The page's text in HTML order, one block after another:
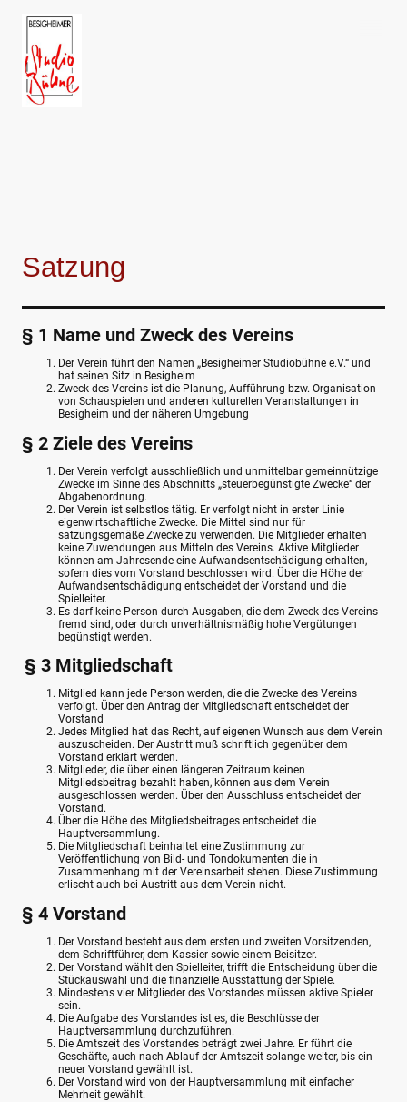
Satzung
§ 1 Name und Zweck des Vereins
Der Verein führt den Namen „Besigheimer Studiobühne e.V.“ und
hat seinen Sitz in Besigheim
Zweck des Vereins ist die Planung, Aufführung bzw. Organisation
von Schauspielen und anderen kulturellen Veranstaltungen in
Besigheim und der näheren Umgebung
§ 2 Ziele des Vereins
Der Verein verfolgt ausschließlich und unmittelbar gemeinnützige
Zwecke im Sinne des Abschnitts „steuerbegünstigte Zwecke“ der
Abgabenordnung.
Der Verein ist selbstlos tätig. Er verfolgt nicht in erster Linie
eigenwirtschaftliche Zwecke. Die Mittel sind nur für
satzungsgemäße Zwecke zu verwenden. Die Mitglieder erhalten
keine Zuwendungen aus Mitteln des Vereins. Aktive Mitglieder
können am Jahresende eine Aufwandsentschädigung erhalten,
sofern dies vom Vorstand beschlossen wird. Über die Höhe der
Aufwandsentschädigung entscheidet der Vorstand und die
Spielleiter.
Es darf keine Person durch Ausgaben, die dem Zweck des Vereins
fremd sind, oder durch unverhältnismäßig hohe Vergütungen
begünstigt werden.
§ 3 Mitgliedschaft
Mitglied kann jede Person werden, die die Zwecke des Vereins
verfolgt. Über den Antrag der Mitgliedschaft entscheidet der
Vorstand
Jedes Mitglied hat das Recht, auf eigenen Wunsch aus dem Verein
auszuscheiden. Der Austritt muß schriftlich gegenüber dem
Vorstand erklärt werden.
Mitglieder, die über einen längeren Zeitraum keinen
Mitgliedsbeitrag bezahlt haben, können aus dem Verein
ausgeschlossen werden. Über den Ausschluss entscheidet der
Vorstand.
Über die Höhe des Mitgliedsbeitrages entscheidet die
Hauptversammlung.
Die Mitgliedschaft beinhaltet eine Zustimmung zur
Veröffentlichung von Bild- und Tondokumenten die in
Zusammenhang mit der Vereinsarbeit stehen. Diese Zustimmung
erlischt auch bei Austritt aus dem Verein nicht.
§ 4 Vorstand
Der Vorstand besteht aus dem ersten und zweiten Vorsitzenden,
dem Schriftführer, dem Kassier sowie einem Beisitzer.
Der Vorstand wählt den Spielleiter, trifft die Entscheidung über die
Stückauswahl und die finanzielle Ausstattung der Spiele.
Mindestens vier Mitglieder des Vorstandes müssen aktive Spieler
sein.
Die Aufgabe des Vorstandes ist es, die Beschlüsse der
Hauptversammlung durchzuführen.
Die Amtszeit des Vorstandes beträgt zwei Jahre. Er führt die
Geschäfte, auch nach Ablauf der Amtszeit solange weiter, bis ein
neuer Vorstand gewählt ist.
Der Vorstand wird von der Hauptversammlung mit einfacher
Mehrheit gewählt.